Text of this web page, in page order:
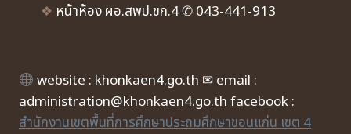
❖ หน้าห้อง ผอ.สพป.ขก.4 ✆ 043-441-913
website : khonkaen4.go.th ✉ email :
administration@khonkaen4.go.th facebook :
สำนักงานเขตพื้นที่การศึกษาประถมศึกษาขอนแก่น เขต 4